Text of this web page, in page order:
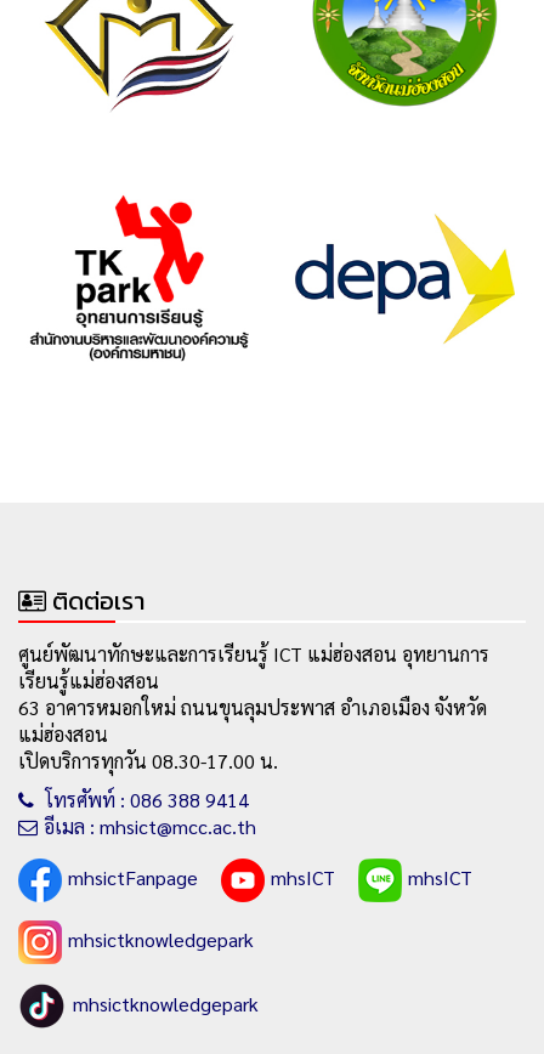
ติดต่อเรา
ศูนย์พัฒนาทักษะและการเรียนรู้ ICT แม่ฮ่องสอน อุทยานการ
เรียนรู้แม่ฮ่องสอน
63 อาคารหมอกใหม่ ถนนขุนลุมประพาส อำเภอเมือง จังหวัด
แม่ฮ่องสอน
เปิดบริการทุกวัน 08.30-17.00 น.
โทรศัพท์ : 086 388 9414
อีเมล : mhsict@mcc.ac.th
mhsictFanpage
mhsICT mhsICT
mhsictknowledgepark
mhsictknowledgepark